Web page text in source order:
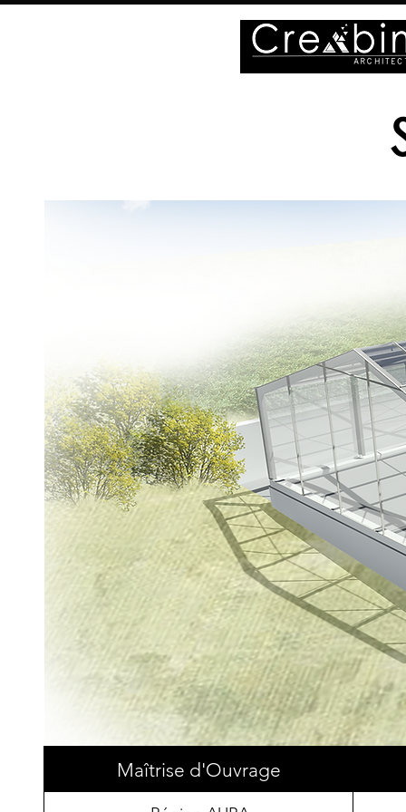
Maîtrise d'Ouvrage